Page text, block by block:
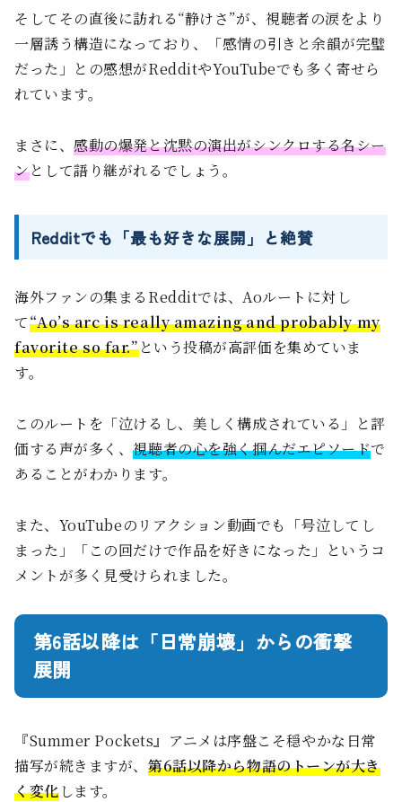
そしてその直後に訪れる“静けさ”が、視聴者の涙をより
一層誘う構造になっており、「感情の引きと余韻が完璧
だった」との感想がRedditやYouTubeでも多く寄せら
れています。
まさに、感動の爆発と沈黙の演出がシンクロする名シー
ンとして語り継がれるでしょう。
Redditでも「最も好きな展開」と絶賛
海外ファンの集まるRedditでは、Aoルートに対し
て“Ao’s arc is really amazing and probably my
favorite so far.”という投稿が高評価を集めていま
す。
このルートを「泣けるし、美しく構成されている」と評
価する声が多く、視聴者の心を強く掴んだエピソードで
あることがわかります。
また、YouTubeのリアクション動画でも「号泣してし
まった」「この回だけで作品を好きになった」というコ
メントが多く見受けられました。
第6話以降は「日常崩壊」からの衝撃
展開
『Summer Pockets』アニメは序盤こそ穏やかな日常
描写が続きますが、第6話以降から物語のトーンが大き
く変化します。